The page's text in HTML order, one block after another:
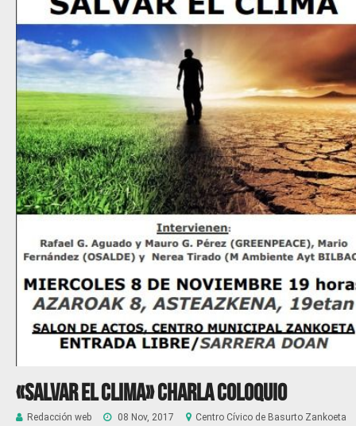
«SALVAR EL CLIMA» CHARLA COLOQUIO
Redacción web 08 Nov, 2017 Centro Cívico de Basurto Zankoeta